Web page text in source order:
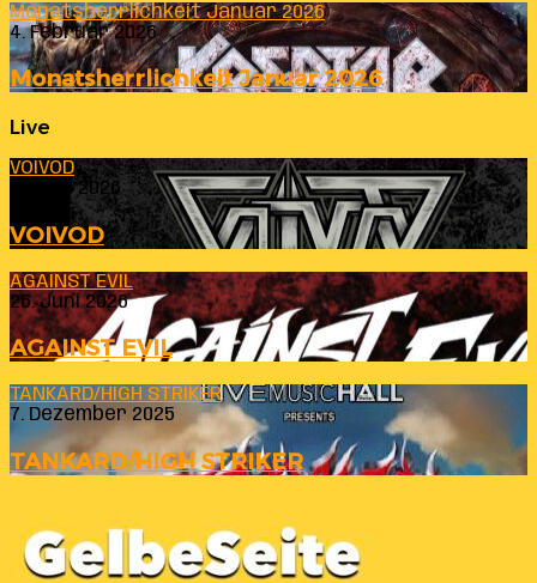
Monatsherrlichkeit Januar 2026
4. Februar 2026
Monatsherrlichkeit Januar 2026
Live
VOIVOD
23. Juli 2026
VOIVOD
AGAINST EVIL
26. Juni 2026
AGAINST EVIL
TANKARD/HIGH STRIKER
7. Dezember 2025
TANKARD/HIGH STRIKER